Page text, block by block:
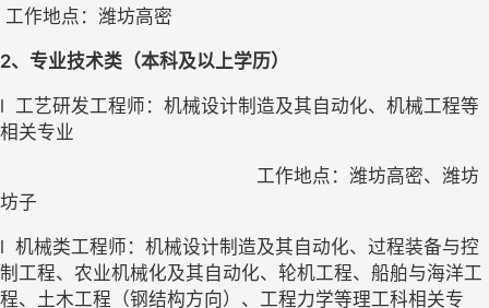
工作地点：潍坊高密
2、 专业技术类（本科及以上学历）
l 工艺研发工程师：机械设计制造及其自动化、机械工程等
相关专业
工作地点：潍坊高密、潍坊
坊子
l 机械类工程师：机械设计制造及其自动化、过程装备与控
制工程、农业机械化及其自动化、轮机工程、船舶与海洋工
程、土木工程（钢结构方向）、工程力学等理工科相关专